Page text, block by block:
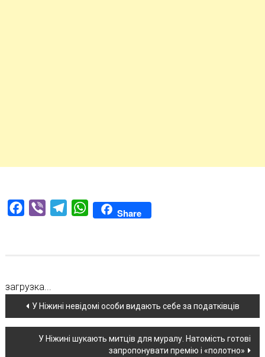
Facebook
Viber TelegramWhatsAppShare
загрузка...
Навігація
по
новині
У Ніжині невідомі особи видають себе за податківців
У Ніжині шукають митців для муралу. Натомість готові
запропонувати премію і «полотно»